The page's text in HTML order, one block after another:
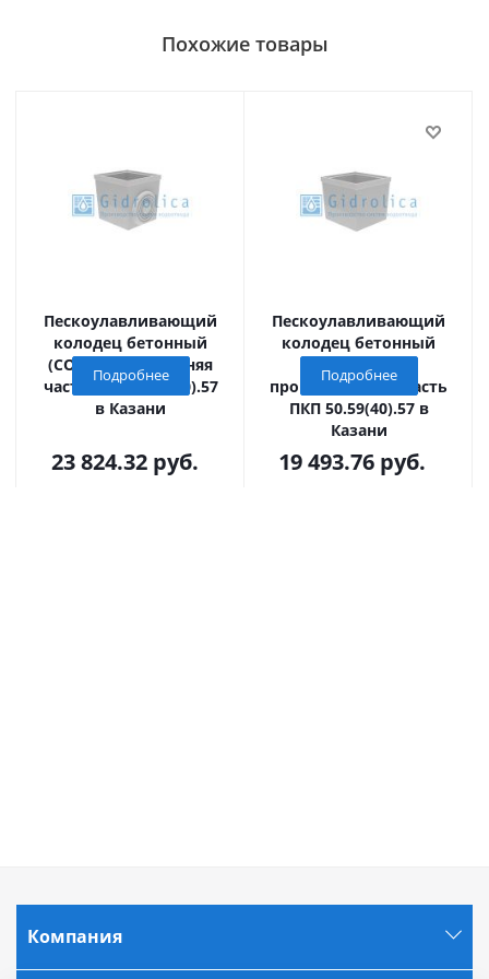
Похожие товары
Пескоулавливающий
колодец бетонный
(СО -400мм), нижняя
часть ПКП 56.59(40).57
в Казани
23 824.32руб.
Подробнее
Пескоулавливающий
колодец бетонный
(СО - 400мм),
промежуточная часть
ПКП 50.59(40).57 в
Казани
19 493.76 руб.
Подробнее
Компания